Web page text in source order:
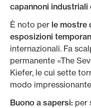
capannoni industriali
È noto per le mostre
esposizioni
internazionali. Fa
permanente «The
Kiefer, le cui sette
modo
Buono a sapersi: per